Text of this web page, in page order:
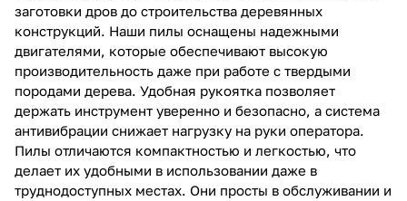
заготовки дров до строительства деревянных
конструкций. Наши пилы оснащены надежными
двигателями, которые обеспечивают высокую
производительность даже при работе с твердыми
породами дерева. Удобная рукоятка позволяет
держать инструмент уверенно и безопасно, а система
антивибрации снижает нагрузку на руки оператора.
Пилы отличаются компактностью и легкостью, что
делает их удобными в использовании даже в
труднодоступных местах. Они просты в обслуживании и